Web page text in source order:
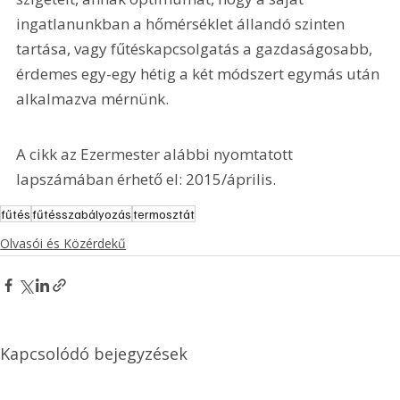
ingatlanunkban a hőmérséklet állandó szinten
tartása, vagy fűtéskapcsolgatás a gazdaságosabb,
érdemes egy-egy hétig a két módszert egymás után
alkalmazva mérnünk.
A cikk az Ezermester alábbi nyomtatott
lapszámában érhető el: 2015/április.
fűtésfűtésszabályozástermosztát
Olvasói és Közérdekű
Kapcsolódó bejegyzések